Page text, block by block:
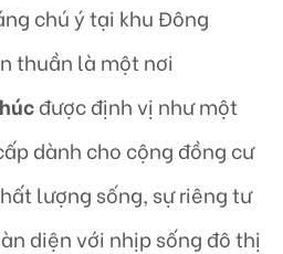
chú ý tại khu Đông
thuần là một nơi
được định vị như một
dành cho cộng đồng cư
lượng sống, sự riêng tư
diện với nhịp sống đô thị